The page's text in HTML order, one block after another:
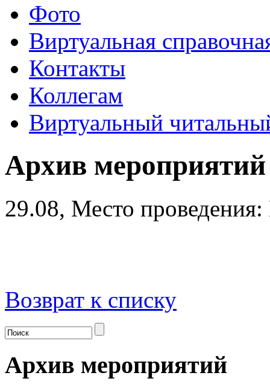
Фото
Виртуальная
Контакты
Коллегам
Виртуальный
Архив мероприятий
29.08, Место
Возврат к списку
Архив мероприятий